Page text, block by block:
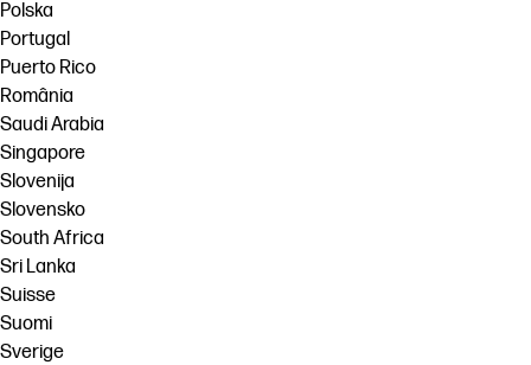
Polska
Portugal
Puerto Rico
România
Saudi Arabia
Singapore
Slovenija
Slovensko
South Africa
Sri Lanka
Suisse
Suomi
Sverige